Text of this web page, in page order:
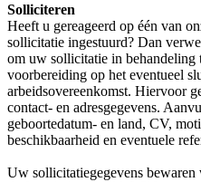
Solliciteren
Heeft u gereageerd op één van
sollicitatie ingestuurd? Dan
om uw sollicitatie in behandeling
voorbereiding op het eventueel
arbeidsovereenkomst. Hiervoor
contact- en adresgegevens.
geboortedatum- en land, CV,
beschikbaarheid en eventuele
Uw sollicitatiegegevens